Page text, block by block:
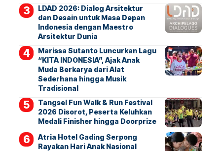
LDAD 2026: Dialog Arsitektur
dan Desain untuk Masa Depan
Indonesia dengan Maestro
Arsitektur Dunia
Marissa Sutanto Luncurkan Lagu
“KITA INDONESIA”, Ajak Anak
Muda Berkarya dari Alat
Sederhana hingga Musik
Tradisional
Tangsel Fun Walk & Run Festival
2026 Disorot, Peserta Keluhkan
Medali Finisher hingga Doorprize
Atria Hotel Gading Serpong
Rayakan Hari Anak Nasional